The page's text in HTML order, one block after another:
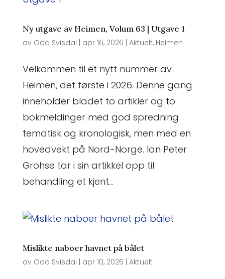
Ny utgave av Heimen, Volum 63 | Utgave 1
av Oda Svisdal apr 16, 2026 Aktuelt, Heimen
Velkommen til et nytt nummer av
Heimen, det første i 2026. Denne gang
inneholder bladet to artikler og to
bokmeldinger med god spredning
tematisk og kronologisk, men med en
hovedvekt på Nord-Norge. Ian Peter
Grohse tar i sin artikkel opp til
behandling et kjent...
Mislikte naboer havnet på bålet
av Oda Svisdal apr 10, 2026 Aktuelt